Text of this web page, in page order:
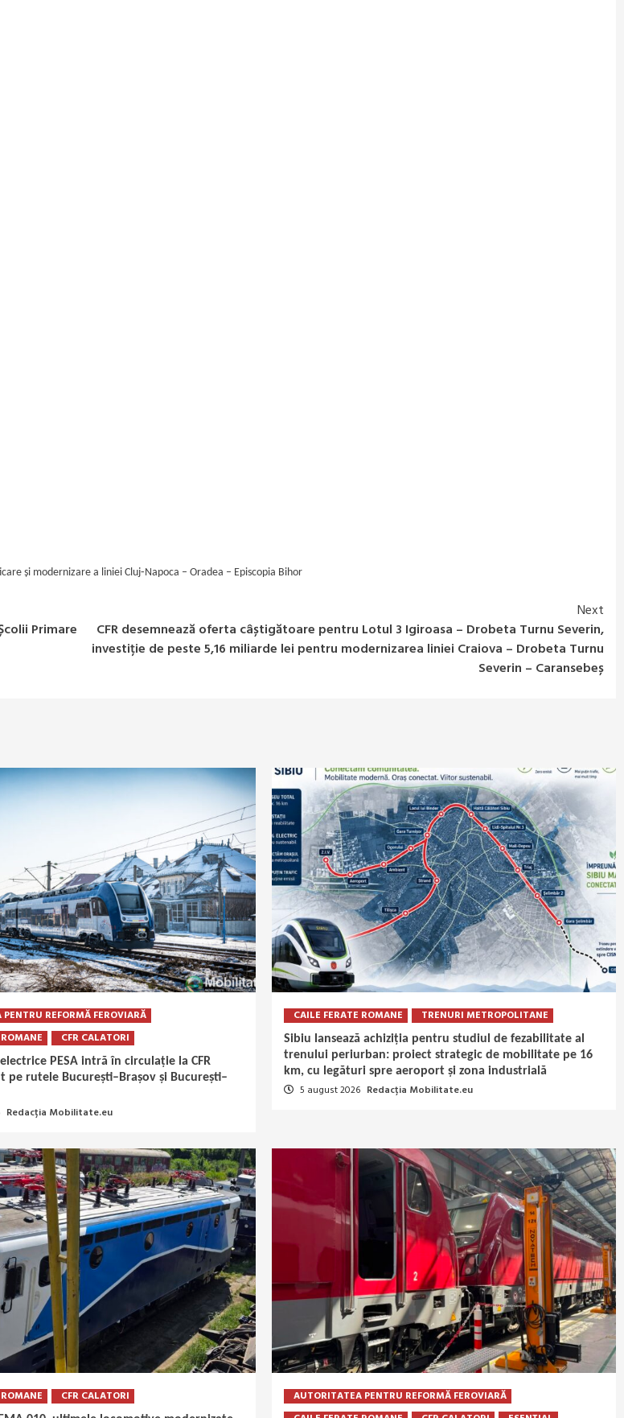
și modernizare a liniei Cluj‑Napoca – Oradea – Episcopia Bihor
Primare
Next
CFR desemnează oferta câștigătoare pentru Lotul 3 Igiroasa – Drobeta Turnu Severin,
investiție de peste 5,16 miliarde lei pentru modernizarea liniei Craiova – Drobeta Turnu
Severin – Caransebeș
REFORMĂ FEROVIARĂ
CFR CALATORI
PESA intră în circulație la CFR
pe rutele București–Brașov și București–
Redacția Mobilitate.eu
CAILE FERATE ROMANE TRENURI METROPOLITANE
Sibiu lansează achiziția pentru studiul de fezabilitate al
trenului periurban: proiect strategic de mobilitate pe 16
km, cu legături spre aeroport și zona industrială
5 august 2026 Redacția Mobilitate.eu
CFR CALATORI
AUTORITATEA PENTRU REFORMĂ FEROVIARĂ